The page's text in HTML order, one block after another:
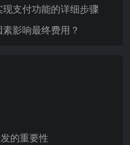
支付功能的详细步骤
影响最终费用？
的重要性